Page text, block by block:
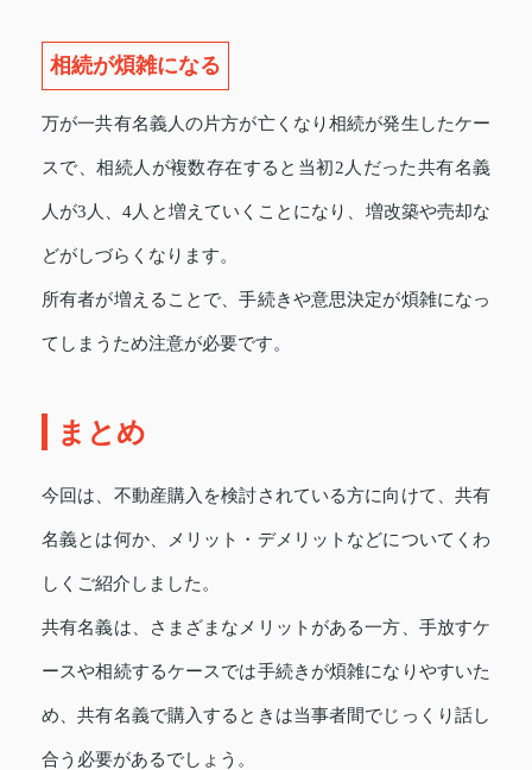
相続が煩雑になる
万が一共有名義人の片方が亡くなり相続が発生したケー
スで、相続人が複数存在すると当初2人だった共有名義
人が3人、4人と増えていくことになり、増改築や売却な
どがしづらくなります。
所有者が増えることで、手続きや意思決定が煩雑になっ
てしまうため注意が必要です。
まとめ
今回は、不動産購入を検討されている方に向けて、共有
名義とは何か、メリット・デメリットなどについてくわ
しくご紹介しました。
共有名義は、さまざまなメリットがある一方、手放すケ
ースや相続するケースでは手続きが煩雑になりやすいた
め、共有名義で購入するときは当事者間でじっくり話し
合う必要があるでしょう。